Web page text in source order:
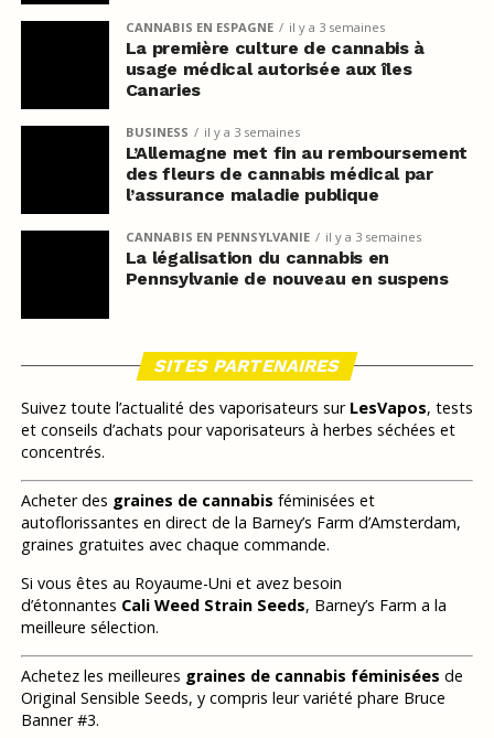
CANNABIS EN ESPAGNE il y a 3 semaines
La première culture de cannabis à
usage médical autorisée aux îles
Canaries
BUSINESS il y a 3 semaines
L’Allemagne met fin au remboursement
des fleurs de cannabis médical par
l’assurance maladie publique
CANNABIS EN PENNSYLVANIE il y a 3 semaines
La légalisation du cannabis en
Pennsylvanie de nouveau en suspens
SITES PARTENAIRES
Suivez toute l’actualité des vaporisateurs sur LesVapos, tests
et conseils d’achats pour vaporisateurs à herbes séchées et
concentrés.
Acheter des graines de cannabis féminisées et
autoflorissantes en direct de la Barney’s Farm d’Amsterdam,
graines gratuites avec chaque commande.
Si vous êtes au Royaume-Uni et avez besoin
d’étonnantes Cali Weed Strain Seeds, Barney’s Farm a la
meilleure sélection.
Achetez les meilleures graines de cannabis féminisées de
Original Sensible Seeds, y compris leur variété phare Bruce
Banner #3.